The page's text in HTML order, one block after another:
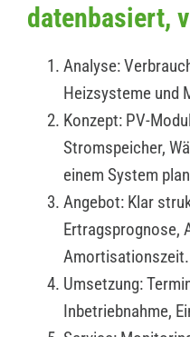
datenbasiert,
Analyse:
Heizsysteme und
Konzept: PV-
Stromspeicher,
einem System
Angebot: Klar
Ertragsprognose,
Amortisationszeit.
Umsetzung:
Inbetriebnahme,